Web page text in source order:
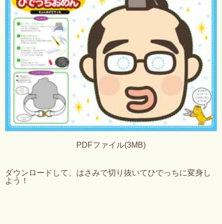
PDFファイル(3MB)
ダウンロードして、はさみで切り抜いてひでっちに変身し
よう！